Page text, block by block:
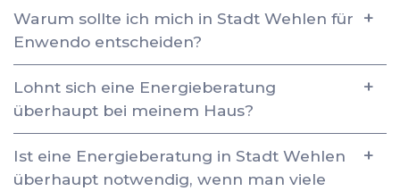
Warum sollte ich mich in Stadt Wehlen für
Enwendo entscheiden?
Lohnt sich eine Energieberatung
überhaupt bei meinem Haus?
Ist eine Energieberatung in Stadt Wehlen
überhaupt notwendig, wenn man viele